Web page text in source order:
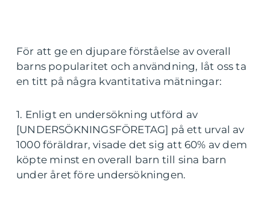
För att ge en djupare förståelse av overall
barns popularitet och användning, låt oss ta
en titt på några kvantitativa mätningar:
1. Enligt en undersökning utförd av
[UNDERSÖKNINGSFÖRETAG] på ett urval av
1000 föräldrar, visade det sig att 60% av dem
köpte minst en overall barn till sina barn
under året före undersökningen.